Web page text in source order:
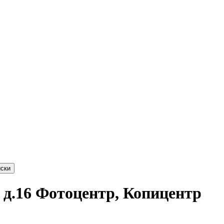
Фотоцентр, Копицентр